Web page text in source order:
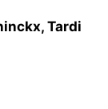
Tardi